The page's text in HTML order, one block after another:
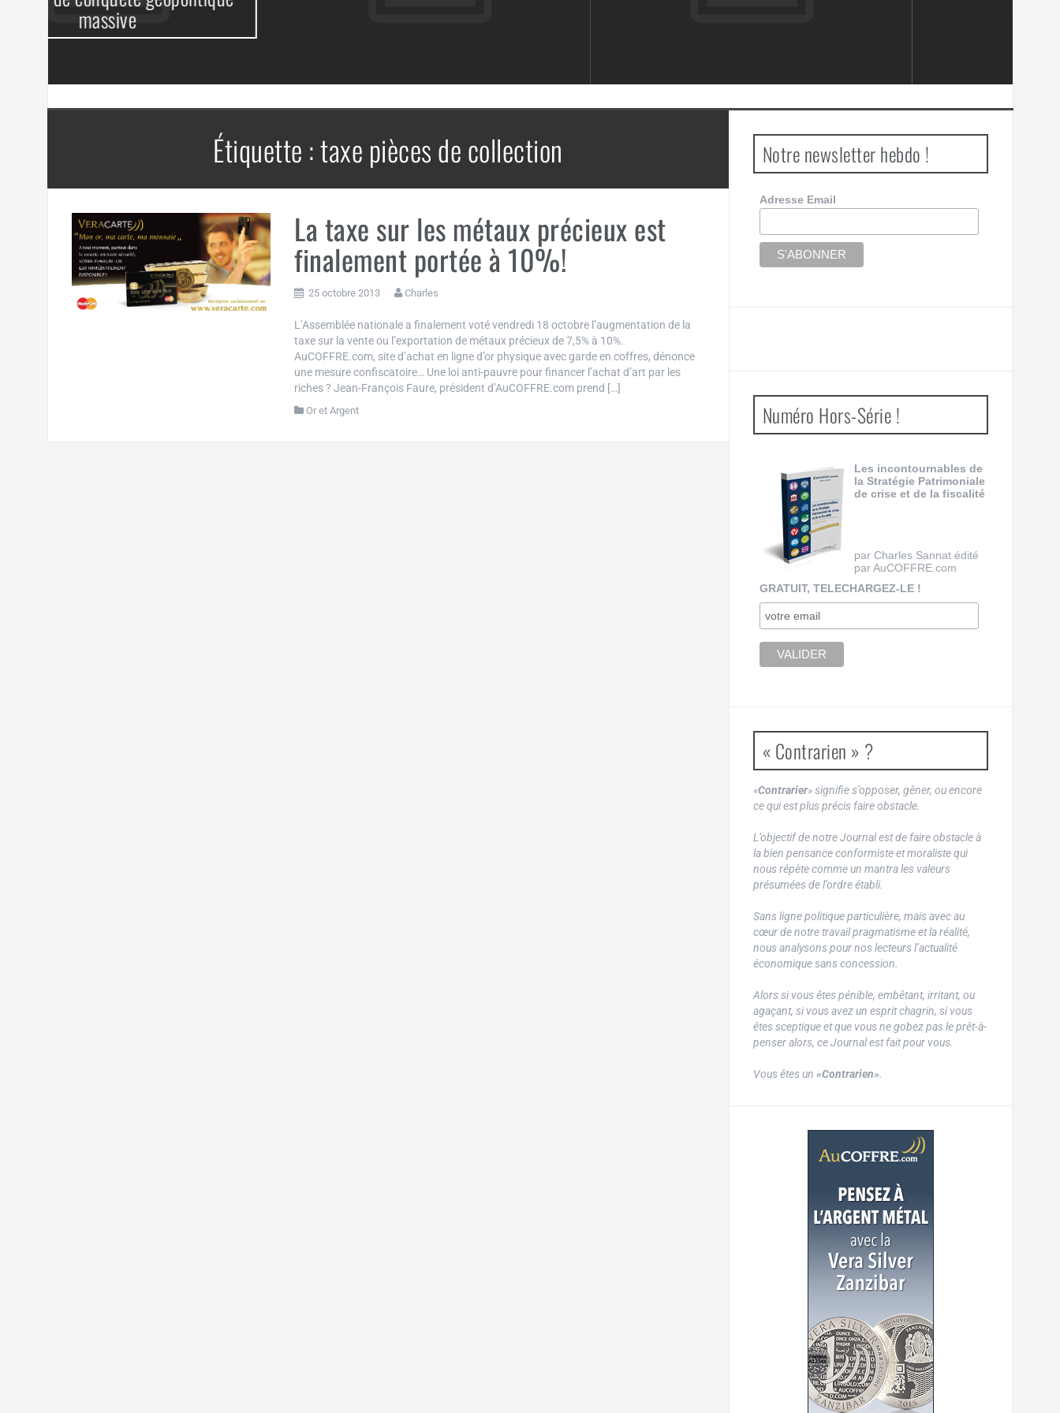
Étiquette :taxe pièces de collection
La taxe sur les métaux précieux est
finalement portée à 10%!
25 octobre 2013 Charles
L’Assemblée nationale a finalement voté vendredi 18 octobre l’augmentation de la
taxe sur la vente ou l’exportation de métaux précieux de 7,5% à 10%.
AuCOFFRE.com, site d’achat en ligne d’or physique avec garde en coffres, dénonce
une mesure confiscatoire… Une loi anti-pauvre pour financer l’achat d’art par les
riches ? Jean-François Faure, président d’AuCOFFRE.com prend […]
Or et Argent
Notre newsletter hebdo !
Adresse Email
Numéro Hors-Série !
Les incontournables de
la Stratégie Patrimoniale
de crise et de la fiscalité
par Charles Sannat édité
par AuCOFFRE.com
GRATUIT, TELECHARGEZ-LE !
« Contrarien » ?
«Contrarier» signifie s’opposer, gêner, ou encore
ce qui est plus précis faire obstacle.
L’objectif de notre Journal est de faire obstacle à
la bien pensance conformiste et moraliste qui
nous répète comme un mantra les valeurs
présumées de l’ordre établi.
Sans ligne politique particulière, mais avec au
cœur de notre travail pragmatisme et la réalité,
nous analysons pour nos lecteurs l’actualité
économique sans concession.
Alors si vous êtes pénible, embêtant, irritant, ou
agaçant, si vous avez un esprit chagrin, si vous
êtes sceptique et que vous ne gobez pas le prêt-à-
penser alors, ce Journal est fait pour vous.
Vous êtes un «Contrarien».